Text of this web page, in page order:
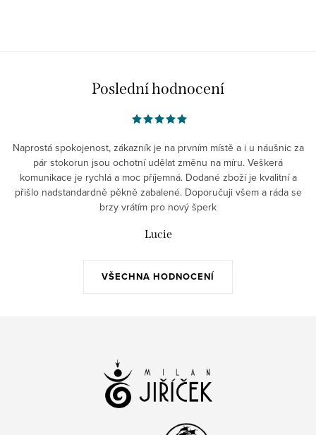
Poslední hodnocení
VŠECHNA HODNOCENÍ
Naprostá spokojenost, zákazník je na prvním místě a i u náušnic za
pár stokorun jsou ochotní udělat změnu na míru. Veškerá
komunikace je rychlá a moc příjemná. Dodané zboží je kvalitní a
přišlo nadstandardně pěkně zabalené. Doporučuji všem a ráda se
brzy vrátím pro nový šperk
Lucie